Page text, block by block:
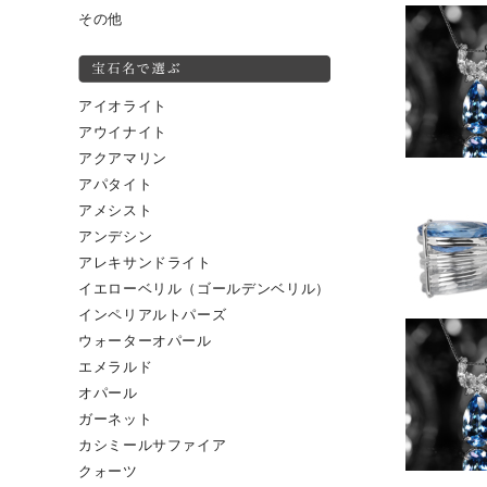
その他
アイオライト
アウイナイト
アクアマリン
アパタイト
アメシスト
アンデシン
アレキサンドライト
イエローベリル（ゴールデンベリル）
インペリアルトパーズ
ウォーターオパール
エメラルド
オパール
ガーネット
カシミールサファイア
クォーツ